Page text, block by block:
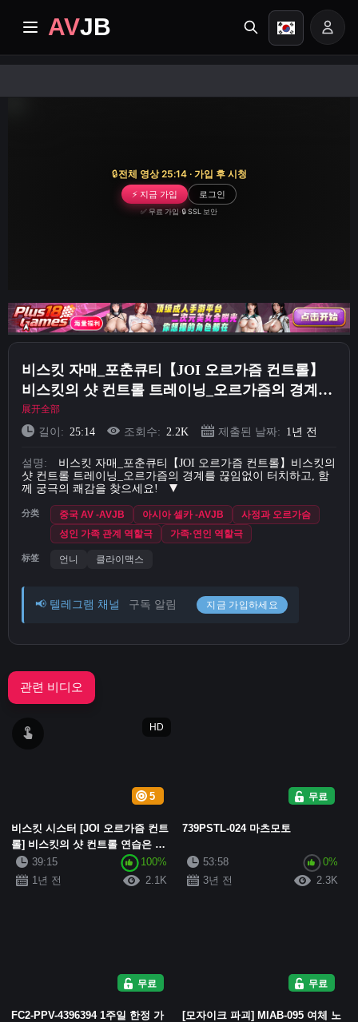
AVJB
프리미엄 동영상
Image search
Short Videos
로그인
🔒전체 영상 25:14 · 가입 후 시청
⚡ 지금 가입 로그인
✅ 무료 가입·🔒 SSL 보안
비스킷 자매_포춘큐티【JOI 오르가즘 컨트롤】
비스킷의 샷 컨트롤 트레이닝_오르가즘의 경계를
끊임없이 터치하고, 함께 궁극의 쾌감을 찾으세
요!
展开全部
길이: 25:14 조회수: 2.2K 제출된 날짜: 1년 전
설명:
비스킷 자매_포춘큐티【JOI 오르가즘 컨트롤】비스킷의
샷 컨트롤 트레이닝_오르가즘의 경계를 끊임없이 터치하고, 함
께 궁극의 쾌감을 찾으세요!
分类 중국 AV -AVJB 아시아 셀카 -AVJB
사정과 오르가슴
성인 가족 관계 역할극
가족·연인 역할극
标签 언니 클라이맥스
📢 텔레그램 채널 구독 알림 지금 가입하세요
관련 비디오
5
HD
비스킷 시스터 [JOI 오르가즘 컨트
롤] 비스킷의 샷 컨트롤 연습은 끊
임없이 오르가즘의 경계에 닿으며
함께 궁극의 쾌감을 찾습니다!
39:15
100%
1년 전
2.1K
무료
739PSTL-024 마츠모토
53:58
0%
3년 전
2.3K
무료
FC2-PPV-4396394 1주일 한정 가
무료
[모자이크 파괴] MIAB-095 여체 노